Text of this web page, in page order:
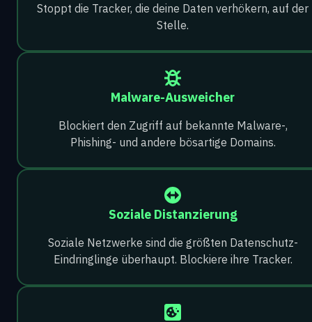
Stoppt die Tracker, die deine Daten verhökern, auf der
Stelle.
Malware-Ausweicher
Blockiert den Zugriff auf bekannte Malware-,
Phishing- und andere bösartige Domains.
Soziale Distanzierung
Soziale Netzwerke sind die größten Datenschutz-
Eindringlinge überhaupt. Blockiere ihre Tracker.